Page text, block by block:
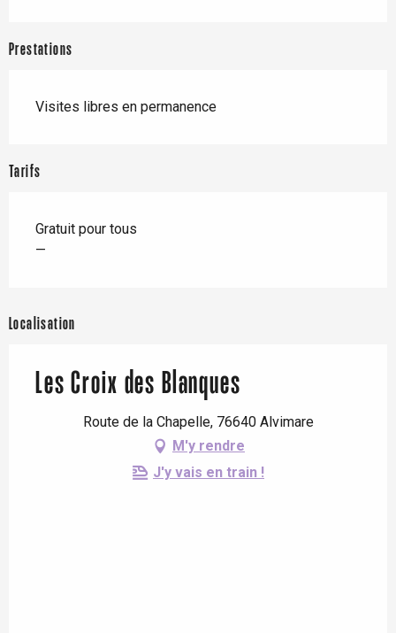
Prestations
Visites libres en permanence
Tarifs
Gratuit pour tous
—
Localisation
Les Croix des Blanques
Route de la Chapelle, 76640 Alvimare
M'y rendre
J'y vais en train !